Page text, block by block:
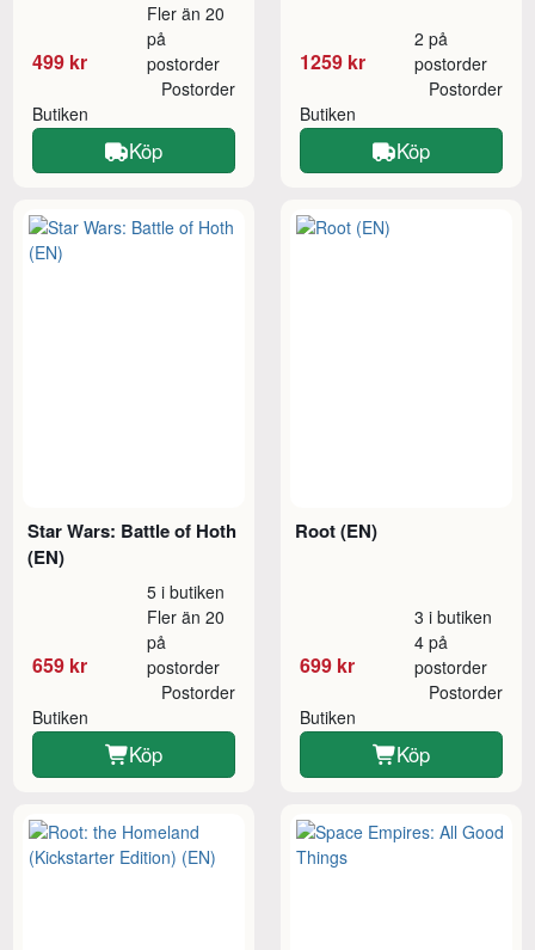
499 kr
Fler än 20
på
postorder
Butiken
Postorder
Köp
1259 kr
2 på
postorder
Butiken
Postorder
Köp
Star Wars: Battle of Hoth
(EN)
659 kr
5 i butiken
Fler än 20
på
postorder
Butiken
Postorder
Köp
Root (EN)
699 kr
3 i butiken
4 på
postorder
Butiken
Postorder
Köp